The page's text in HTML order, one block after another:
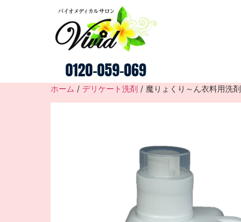
0120-059-069
ホーム / デリケート洗剤 / 魔りょくり～ん衣料用洗剤